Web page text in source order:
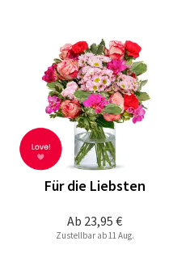
Ab 23,95 €
Für die Liebsten
Zustellbar ab 11 Aug.